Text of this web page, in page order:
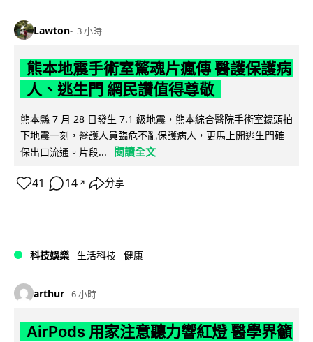
Lawton 3 小時
熊本地震手術室驚魂片瘋傳 醫護保護病
人、逃生門 網民讚值得尊敬
熊本縣 7 月 28 日發生 7.1 級地震，熊本綜合醫院手術室鏡頭拍
下地震一刻，醫護人員臨危不亂保護病人，更馬上開逃生門確
保出口流通。片段...
閱讀全文
41 14 ↗ 分享
科技娛樂 生活科技 健康
arthur 6 小時
AirPods 用家注意聽力響紅燈 醫學界籲